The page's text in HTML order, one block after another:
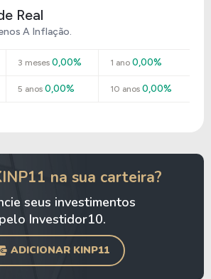
Real
A Inflação.
3 meses 0,00% 1 ano0,00%
5 anos 0,00% 10 anos0,00%
na sua carteira?
seus investimentos
pelo Investidor10.
ADICIONAR KINP11